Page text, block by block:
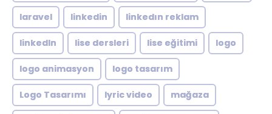
laravel linkedin linkedın reklam
linkedln lise dersleri lise eğitimi logo
logo animasyon logo tasarım
Logo Tasarımı lyric video mağaza